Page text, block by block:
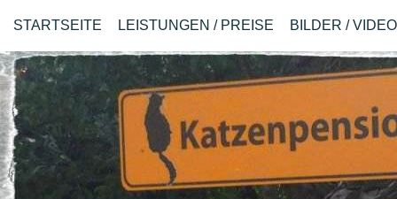
STARTSEITE LEISTUNGEN / PREISE BILDER /